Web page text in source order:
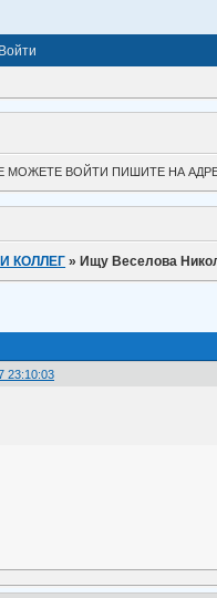
Войти
МОЖЕТЕ ВОЙТИ ПИШИТЕ НА
КОЛЛЕГ » Ищу Веселова
23:10:03